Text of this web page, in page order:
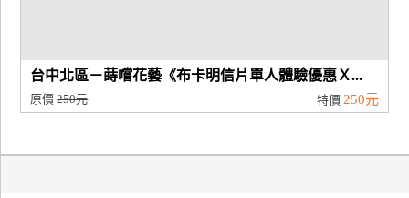
台中北區－蒔嚐花藝《布卡明信片單人體驗優惠Ｘ...
原價250元 特價 250元